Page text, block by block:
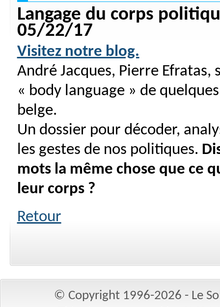
Langage du corps
05/22/17
Visitez notre blog.
André Jacques, Pierre Efratas,
« body language » de
belge.
Un dossier pour décoder,
les gestes de nos politiques.
mots la même chose que ce
leur corps ?
Retour
© Copyright 1996-2026 - Le